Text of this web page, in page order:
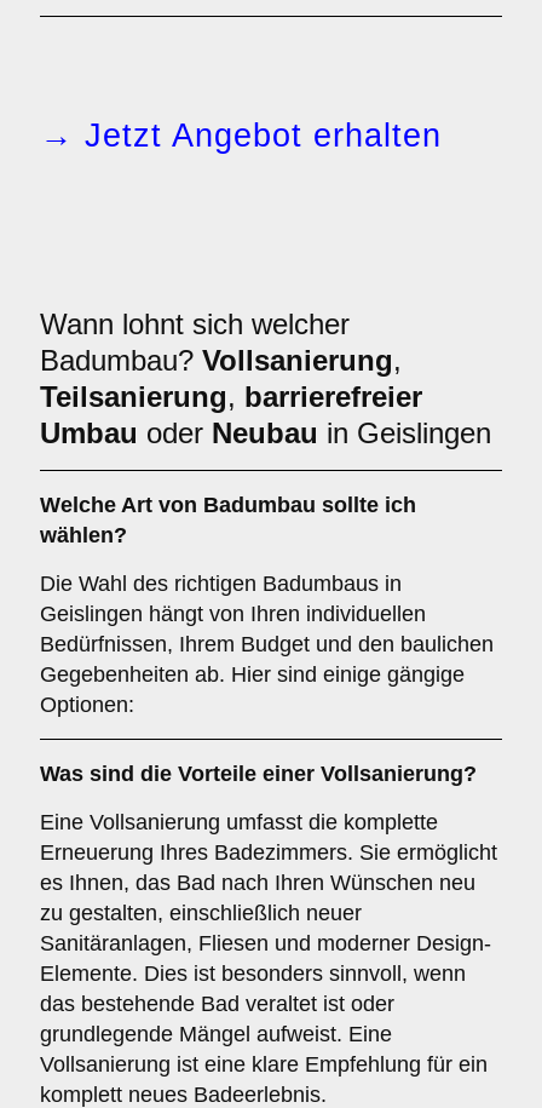
→ Jetzt Angebot erhalten
Wann lohnt sich welcher
Badumbau? Vollsanierung,
Teilsanierung, barrierefreier
Umbau oder Neubau in Geislingen
Welche Art von Badumbau sollte ich
wählen?
Die Wahl des richtigen Badumbaus in
Geislingen hängt von Ihren individuellen
Bedürfnissen, Ihrem Budget und den baulichen
Gegebenheiten ab. Hier sind einige gängige
Optionen:
Was sind die Vorteile einer Vollsanierung?
Eine Vollsanierung umfasst die komplette
Erneuerung Ihres Badezimmers. Sie ermöglicht
es Ihnen, das Bad nach Ihren Wünschen neu
zu gestalten, einschließlich neuer
Sanitäranlagen, Fliesen und moderner Design-
Elemente. Dies ist besonders sinnvoll, wenn
das bestehende Bad veraltet ist oder
grundlegende Mängel aufweist. Eine
Vollsanierung ist eine klare Empfehlung für ein
komplett neues Badeerlebnis.